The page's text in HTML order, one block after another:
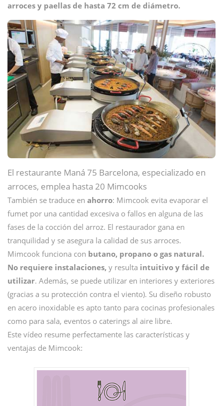
arroces y paellas de hasta 72 cm de diámetro.
El restaurante Maná 75 Barcelona, especializado en
arroces, emplea hasta 20 Mimcooks
También se traduce en ahorro: Mimcook evita evaporar el
fumet por una cantidad excesiva o fallos en alguna de las
fases de la cocción del arroz. El restaurador gana en
tranquilidad y se asegura la calidad de sus arroces.
Mimcook funciona con butano, propano o gas natural.
No requiere instalaciones, y resulta intuitivo y fácil de
utilizar. Además, se puede utilizar en interiores y exteriores
(gracias a su protección contra el viento). Su diseño robusto
en acero inoxidable es apto tanto para cocinas profesionales
como para sala, eventos o caterings al aire libre.
Este vídeo resume perfectamente las características y
ventajas de Mimcook: